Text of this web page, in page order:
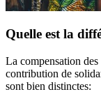
Quelle est la
La compensation
contribution de
sont bien distinctes: